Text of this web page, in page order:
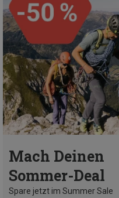
Mach Deinen
Sommer-Deal
Spare jetzt im Summer Sale